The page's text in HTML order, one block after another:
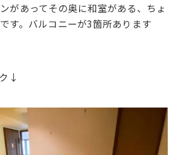
があってその奥に和室がある、ちょ
す。バルコニーが3箇所あります
↓